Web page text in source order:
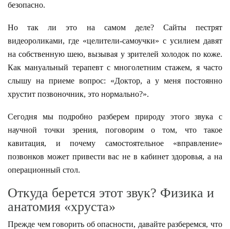
безопасно.
Но так ли это на самом деле? Сайты пестрят
видеороликами, где «целители-самоучки» с усилием давят
на собственную шею, вызывая у зрителей холодок по коже.
Как мануальный терапевт с многолетним стажем, я часто
слышу на приеме вопрос: «Доктор, а у меня постоянно
хрустит позвоночник, это нормально?».
Сегодня мы подробно разберем природу этого звука с
научной точки зрения, поговорим о том, что такое
кавитация, и почему самостоятельное «вправление»
позвонков может привести вас не в кабинет здоровья, а на
операционный стол.
Откуда берется этот звук? Физика и
анатомия «хруста»
Прежде чем говорить об опасности, давайте разберемся, что